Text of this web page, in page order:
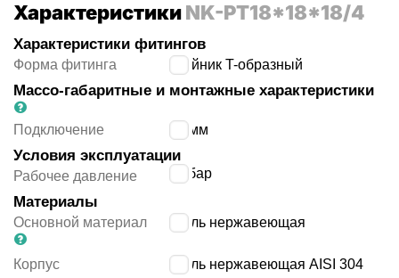
ХарактеристикиNK-PT18*18*18/4
Характеристики фитингов
Форма фитинга тройник T-образный
Массо-габаритные и монтажные характеристики
Подключение 18 мм
Условия эксплуатации
Рабочее давление бар
Материалы
Основной материал сталь нержавеющая
Корпус сталь нержавеющая AISI 304